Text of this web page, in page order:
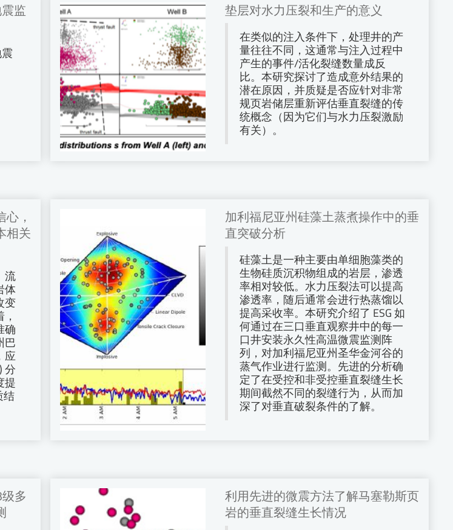
监
垫层对水力压裂和生产的意义
在类似的注入条件下，处理井的产
量往往不同，这通常与注入过程中
产生的事件/活化裂缝数量成反
比。本研究探讨了造成意外结果的
潜在原因，并质疑是否应针对非常
规页岩储层重新评估垂直裂缝的传
统概念（因为它们与水力压裂激励
有关）。
，
相关
流
体
变
确
巴
应
分
提
结
加利福尼亚州硅藻土蒸煮操作中的垂
直突破分析
硅藻土是一种主要由单细胞藻类的
生物硅质沉积物组成的岩层，渗透
率相对较低。水力压裂法可以提高
渗透率，随后通常会进行热蒸馏以
提高采收率。本研究介绍了 ESG 如
何通过在三口垂直观察井中的每一
口井安装永久性高温微震监测阵
列，对加利福尼亚州圣华金河谷的
蒸气作业进行监测。先进的分析确
定了在受控和非受控垂直裂缝生长
期间截然不同的裂缝行为，从而加
深了对垂直破裂条件的了解。
多
利用先进的微震方法了解马塞勒斯页
岩的垂直裂缝生长情况